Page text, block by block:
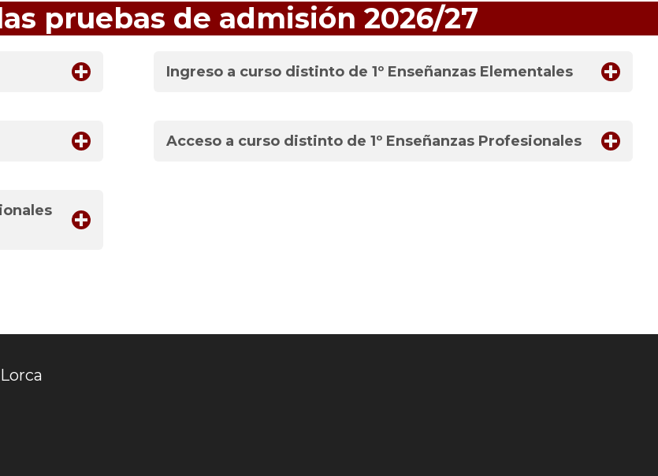
pruebas de admisión 2026/27
Ingreso a curso distinto de 1º Enseñanzas Elementales
Acceso a curso distinto de 1º Enseñanzas Profesionales